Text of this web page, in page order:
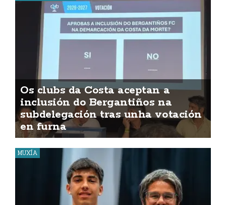
Os clubs da Costa aceptan a
inclusión do Bergantiños na
subdelegación tras unha votación
en furna
MUXÍA